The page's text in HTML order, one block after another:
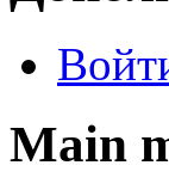
Main